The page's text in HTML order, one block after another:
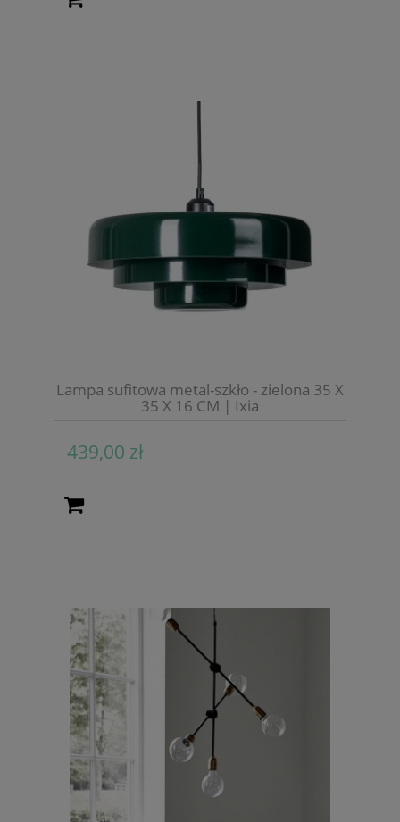
Lampa sufitowa metal-szkło - zielona 35 X
35 X 16 CM | Ixia
439,00 zł